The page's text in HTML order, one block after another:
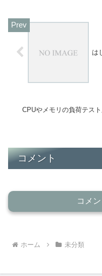
は
CPUやメモリの負荷テス
コメント
コメ
ホーム 未分類